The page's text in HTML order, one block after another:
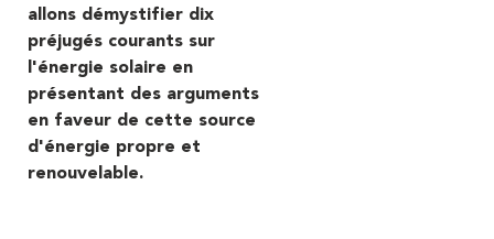
allons démystifier dix
préjugés courants sur
l'énergie solaire en
présentant des arguments
en faveur de cette source
d'énergie propre et
renouvelable.